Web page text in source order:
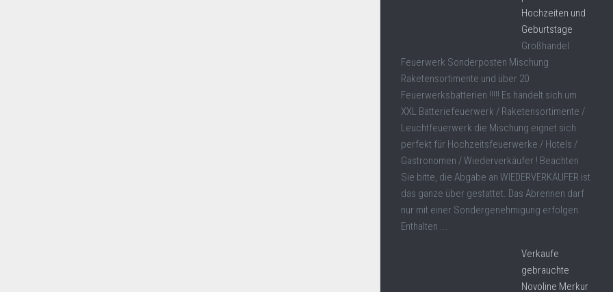
Hochzeiten und
Geburtstage
Großhandel
Feuerwerk Sonderposten Mischung
Raketensortimente und über 20
Feuerwerksbatterien !!!!! Es handelt sich um
XXL Batteriefeuerwerk / Raketensortimente /
Leuchtfeuerwerk die Mischung eignet sich
perfekt für Hochzeitsfeuerwerke / Hotels /
Gastronomen / Wiederverkäufer ! Beachten
Sie bitte, die Abgabe an WIEDERVERKÄUFER ist
das ganze über gestattet. Das Abrennen darf
nur mit einer Sondergenehmigung erfolgen.
Enthalten ...
Verkaufe
gebrauchte
Novoline Merkur